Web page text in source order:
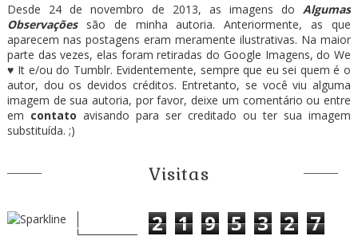
Desde 24 de novembro de 2013, as imagens doAlgumas
Observaçõessão de minha autoria. Anteriormente, as que
aparecem nas postagens eram meramente ilustrativas. Na maior
parte das vezes, elas foram retiradas do Google Imagens, do We
♥ It e/ou do Tumblr. Evidentemente, sempre que eu sei quem é o
autor, dou os devidos créditos. Entretanto, se você viu alguma
imagem de sua autoria, por favor, deixe um comentário ou entre
em contato avisando para ser creditado ou ter sua imagem
substituída. ;)
Visitas
2 1 9 5 3 2 7